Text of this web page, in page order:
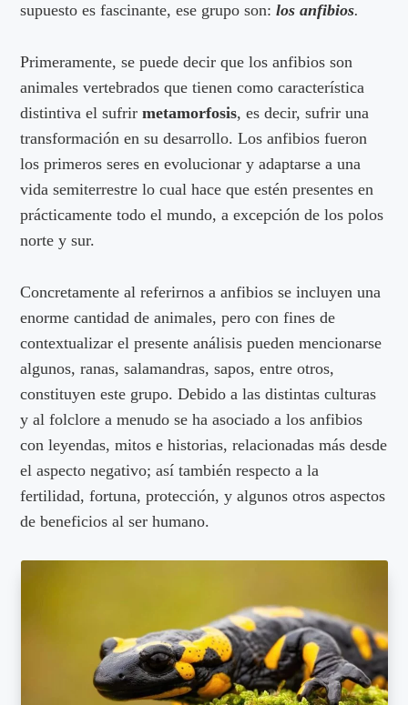
supuesto es fascinante, ese grupo son:los anfibios.
Primeramente, se puede decir que los anfibios son
animales vertebrados que tienen como característica
distintiva el sufrirmetamorfosis, es decir, sufrir una
transformación en su desarrollo. Los anfibios fueron
los primeros seres en evolucionar y adaptarse a una
vida semiterrestre lo cual hace que estén presentes en
prácticamente todo el mundo, a excepción de los polos
norte y sur.
Concretamente al referirnos a anfibios se incluyen una
enorme cantidad de animales, pero con fines de
contextualizar el presente análisis pueden mencionarse
algunos, ranas, salamandras, sapos, entre otros,
constituyen este grupo. Debido a las distintas culturas
y al folclore a menudo se ha asociado a los anfibios
con leyendas, mitos e historias, relacionadas más desde
el aspecto negativo; así también respecto a la
fertilidad, fortuna, protección, y algunos otros aspectos
de beneficios al ser humano.